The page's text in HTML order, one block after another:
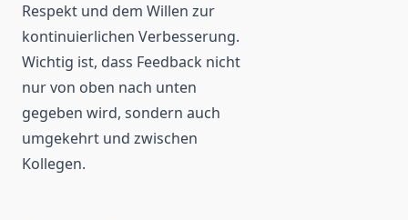
Respekt und dem Willen zur
kontinuierlichen Verbesserung.
Wichtig ist, dass Feedback nicht
nur von oben nach unten
gegeben wird, sondern auch
umgekehrt und zwischen
Kollegen.